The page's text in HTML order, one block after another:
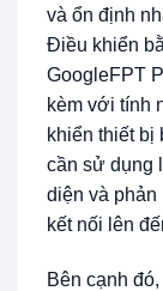
và ổn định
Điều khiển
GoogleFPT
kèm với tính
khiển thiết bị
cần sử dụng
diện và phản
kết nối lên
Bên cạnh